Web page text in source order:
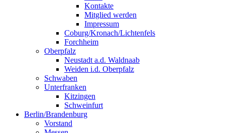
Kontakte
Mitglied werden
Impressum
Coburg/Kronach/Lichtenfels
Forchheim
Oberpfalz
Neustadt a.d. Waldnaab
Weiden i.d. Oberpfalz
Schwaben
Unterfranken
Kitzingen
Schweinfurt
Berlin/Brandenburg
Vorstand